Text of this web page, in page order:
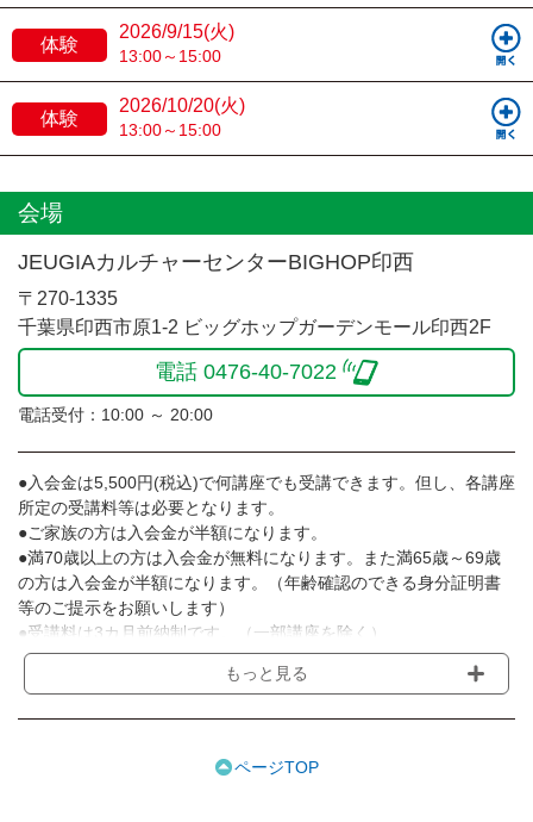
体験
2026/9/15(火)
13:00～15:00
体験
2026/10/20(火)
13:00～15:00
会場
JEUGIAカルチャーセンターBIGHOP印西
〒270-1335
千葉県印西市原1-2 ビッグホップガーデンモール印西2F
電話 0476-40-7022
電話受付：10:00 ～ 20:00
●入会金は5,500円(税込)で何講座でも受講できます。但し、各講座
所定の受講料等は必要となります。
●ご家族の方は入会金が半額になります。
●満70歳以上の方は入会金が無料になります。また満65歳～69歳
の方は入会金が半額になります。（年齢確認のできる身分証明書
等のご提示をお願いします）
●受講料は3カ月前納制です。（一部講座を除く）
●受講料には運営費として１講座につき月額770円(税込)が含まれ
ております。また一部の講座では別途傷害保険料も含まれており
用は含まれておりません。
もっと見る
ページTOP